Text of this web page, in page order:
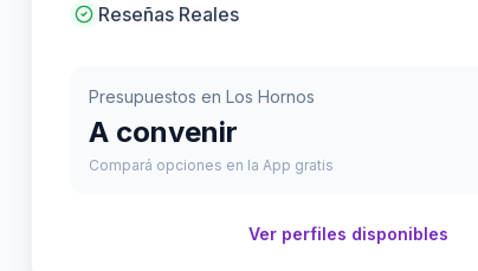
Reseñas Reales
Presupuestos en Los Hornos
A convenir
Compará opciones en la App gratis
Ver perfiles disponibles